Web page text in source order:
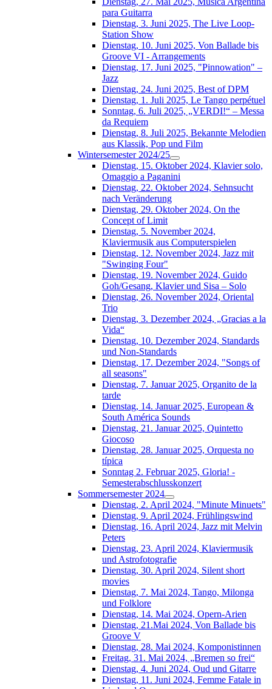
para Guitarra
Dienstag, 3. Juni 2025, The Live Loop-
Station Show
Dienstag, 10. Juni 2025, Von Ballade bis
Groove VI - Arrangements
Dienstag, 17. Juni 2025, "Pinnowation" –
Jazz
Dienstag, 24. Juni 2025, Best of DPM
Dienstag, 1. Juli 2025, Le Tango perpétuel
Sonntag, 6. Juli 2025, „VERDI!“ – Messa
da Requiem
Dienstag, 8. Juli 2025, Bekannte Melodien
aus Klassik, Pop und Film
Wintersemester 2024/25
Dienstag, 15. Oktober 2024, Klavier solo,
Omaggio a Paganini
Dienstag, 22. Oktober 2024, Sehnsucht
nach Veränderung
Dienstag, 29. Oktober 2024, On the
Concept of Limit
Dienstag, 5. November 2024,
Klaviermusik aus Computerspielen
Dienstag, 12. November 2024, Jazz mit
"Swinging Four"
Dienstag, 19. November 2024, Guido
Goh/Gesang, Klavier und Sisa – Solo
Dienstag, 26. November 2024, Oriental
Trio
Dienstag, 3. Dezember 2024, „Gracias a la
Vida“
Dienstag, 10. Dezember 2024, Standards
und Non-Standards
Dienstag, 17. Dezember 2024, "Songs of
all seasons"
Dienstag, 7. Januar 2025, Organito de la
tarde
Dienstag, 14. Januar 2025, European &
South América Sounds
Dienstag, 21. Januar 2025, Quintetto
Giocoso
Dienstag, 28. Januar 2025, Orquesta no
típica
Sonntag 2. Februar 2025, Gloria! -
Semesterabschlusskonzert
Sommersemester 2024
Dienstag, 2. April 2024, "Minute Minuets"
Dienstag, 9. April 2024, Frühlingswind
Dienstag, 16. April 2024, Jazz mit Melvin
Peters
Dienstag, 23. April 2024, Klaviermusik
und Astrofotografie
Dienstag, 30. April 2024, Silent short
movies
Dienstag, 7. Mai 2024, Tango, Milonga
und Folklore
Dienstag, 14. Mai 2024, Opern-Arien
Dienstag, 21.Mai 2024, Von Ballade bis
Groove V
Dienstag, 28. Mai 2024, Komponistinnen
Freitag, 31. Mai 2024, „Bremen so frei“
Dienstag, 4. Juni 2024, Oud und Gitarre
Dienstag, 11. Juni 2024, Femme Fatale in